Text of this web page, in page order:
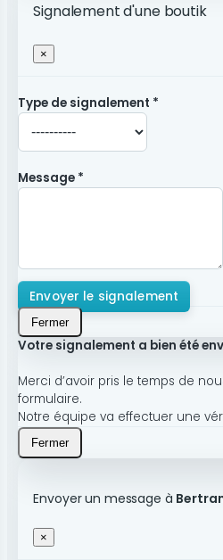
Signalement d'une boutik
×
Type de signalement *
Message *
Envoyer le signalement
Fermer
Votre signalement a bien été
Merci d’avoir pris le temps de
formulaire.
Notre équipe va effectuer une
Fermer
Envoyer un message à
×